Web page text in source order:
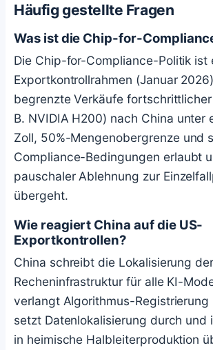
Häufig gestellte Fragen
Was ist die Chip-for-
Die Chip-for-Compliance-Politik ist
Exportkontrollrahmen (Januar
begrenzte Verkäufe
B. NVIDIA H200) nach China unter
Zoll, 50%-Mengenobergrenze und
Compliance-Bedingungen erlaubt
pauschaler Ablehnung zur
übergeht.
Wie reagiert China auf die US-
Exportkontrollen?
China schreibt die Lokalisierung der
Recheninfrastruktur für alle KI-
verlangt Algorithmus-Registrierung
setzt Datenlokalisierung durch und
in heimische Halbleiterproduktion